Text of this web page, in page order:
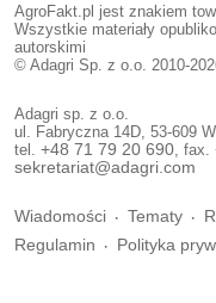
AgroFakt.pl jest znakiem
Wszystkie materiały
autorskimi
© Adagri Sp. z o.o. 2010-
Adagri sp. z o.o.
ul. Fabryczna 14D, 53-609
tel. +48 71 79 20 690 ,
sekretariat@adagri.com
Wiadomości Tematy
Regulamin
Polityka